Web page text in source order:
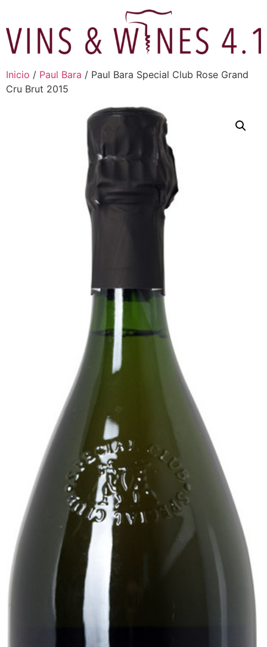
contenido
Inicio / Paul Bara / Paul Bara Special Club Rose Grand
Cru Brut 2015